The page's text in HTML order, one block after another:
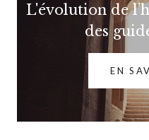
L'évolution de
des
EN